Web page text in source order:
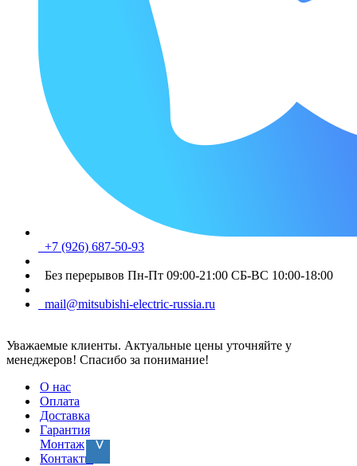
+7 (926) 687-50-93
Без перерывов Пн-Пт 09:00-21:00 СБ-ВС 10:00-18:00
mail@mitsubishi-electric-russia.ru
Уважаемые клиенты. Актуальные цены уточняйте у
менеджеров! Спасибо за понимание!
О нас
Оплата
Доставка
Гарантия
Монтаж
Контакты